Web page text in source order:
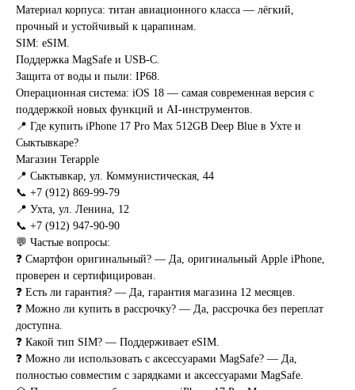
Материал корпуса: титан авиационного класса — лёгкий,
прочный и устойчивый к царапинам.
SIM: eSIM.
Поддержка MagSafe и USB-C.
Защита от воды и пыли: IP68.
Операционная система: iOS 18 — самая современная версия с
поддержкой новых функций и AI-инструментов.
📍 Где купить iPhone 17 Pro Max 512GB Deep Blue в Ухте и
Сыктывкаре?
Магазин Terapple
📍 Сыктывкар, ул. Коммунистическая, 44
📞 +7 (912) 869-99-79
📍 Ухта, ул. Ленина, 12
📞 +7 (912) 947-90-90
💬 Частые вопросы:
❓ Смартфон оригинальный? — Да, оригинальный Apple iPhone,
проверен и сертифицирован.
❓ Есть ли гарантия? — Да, гарантия магазина 12 месяцев.
❓ Можно ли купить в рассрочку? — Да, рассрочка без переплат
доступна.
❓ Какой тип SIM? — Поддерживает eSIM.
❓ Можно ли использовать с аксессуарами MagSafe? — Да,
полностью совместим с зарядками и аксессуарами MagSafe.